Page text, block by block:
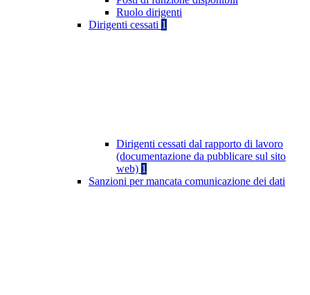
Ruolo dirigenti
Dirigenti cessati 1
Dirigenti cessati dal rapporto di lavoro
(documentazione da pubblicare sul sito
web) 1
Sanzioni per mancata comunicazione dei dati